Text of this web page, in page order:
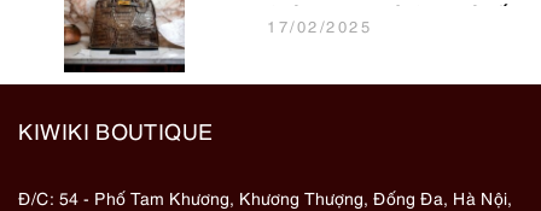
17/02/2025
KIWIKI BOUTIQUE
Đ/C: 54 - Phố Tam Khương, Khương Thượng, Đống Đa, Hà Nội,